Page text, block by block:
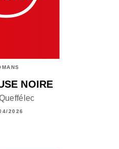
NOIRE
2026